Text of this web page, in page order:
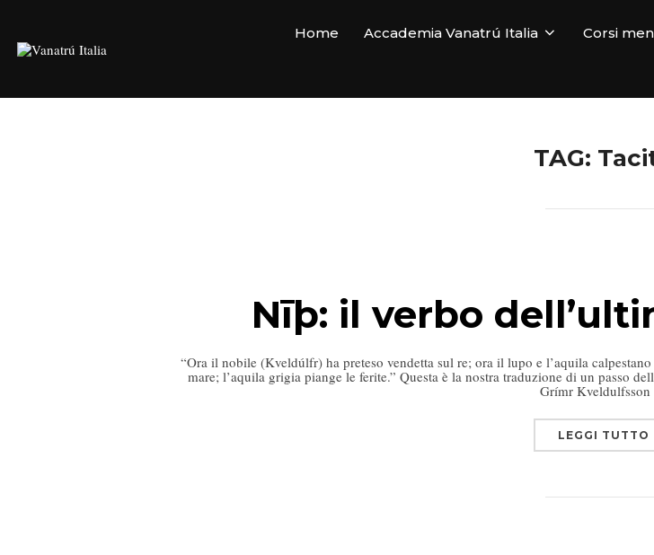
Home Accademia Vanatrú Italia Corsi
TAG:
Nīþ: il verbo
“Ora il nobile (Kveldúlfr) ha preteso vendetta sul re; ora il lupo e l’aquila
mare; l’aquila grigia piange le ferite.” Questa è la nostra traduzione di un passo
Grímr
LEGGI TUTTO